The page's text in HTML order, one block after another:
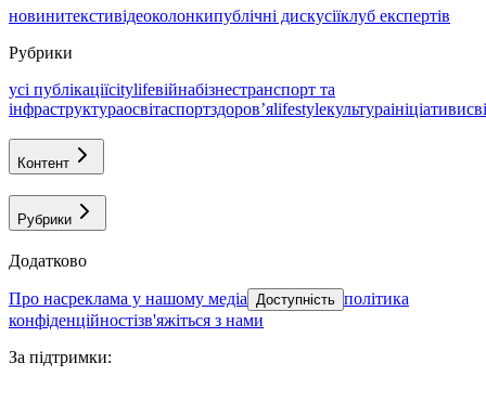
новинитекстивідеоколонкипублічні дискусіїклуб експертів
Рубрики
усі публікаціїcitylifeвійнабізнестранспорт та
інфраструктураосвітаспортздоровʼяlifestyleкультураініціативи
Контент
Рубрики
Додатково
про насреклама у нашому медіа Доступність політика
конфіденційностізв'яжіться з нами
За підтримки: